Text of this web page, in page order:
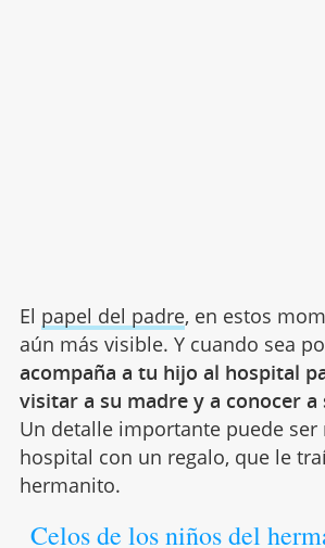
El papel del padre, en estos
aún más visible. Y cuando sea
acompaña a tu hijo al hospital
visitar a su madre y a conocer
Un detalle importante puede ser
hospital con un regalo, que le
hermanito.
Celos de los niños del